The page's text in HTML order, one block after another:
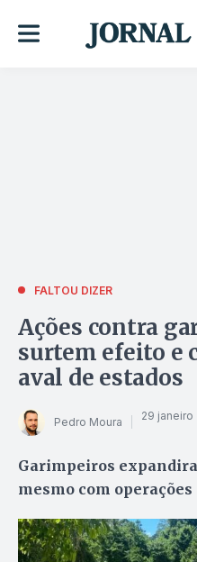
FALTOU DIZER
Ações contra
surtem efeito e
aval de estados
Pedro Moura 29 janeiro
Garimpeiros
mesmo com